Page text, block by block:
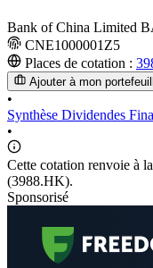
Bank of China Limited
CNE1000001Z5
Places de cotation :
Ajouter à mon
•
Synthèse Dividendes
•
Cette cotation renvoie à
(3988.HK).
Sponsorisé